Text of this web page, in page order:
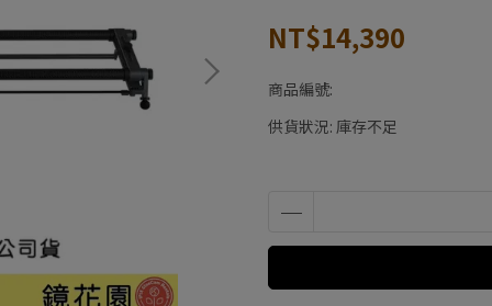
NT$14,390
商品編號:
供貨狀況: 庫存不足